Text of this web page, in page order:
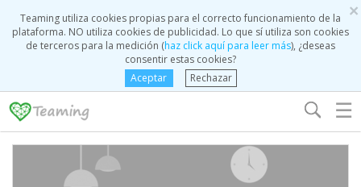
×
Teaming utiliza cookies propias para el correcto funcionamiento de la
plataforma. NO utiliza cookies de publicidad. Lo que sí utiliza son cookies
de terceros para la medición (haz click aquí para leer más), ¿deseas
consentir estas cookies?
Aceptar
Rechazar
☰